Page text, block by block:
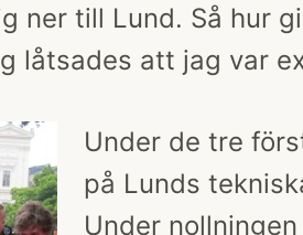
ner till Lund. Så hur
låtsades att jag var
Under de tre
på Lunds
Under